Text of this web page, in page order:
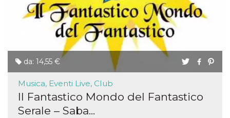
da: 14,55 €
Musica, Eventi Live, Club
Il Fantastico Mondo del Fantastico
Serale – Saba...